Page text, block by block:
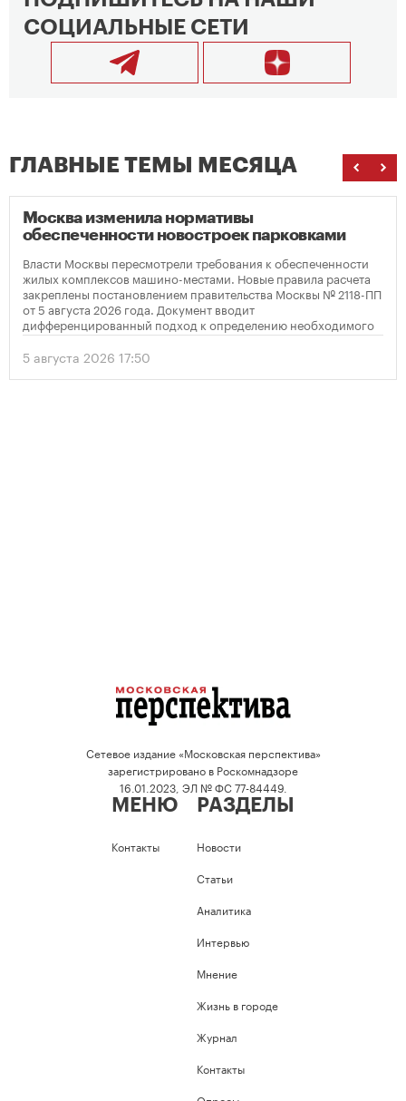
СОЦИАЛЬНЫЕ СЕТИ
ГЛАВНЫЕ ТЕМЫ МЕСЯЦА
Москва изменила нормативы
обеспеченности новостроек парковками
Власти Москвы пересмотрели требования к обеспеченности
жилых комплексов машино-местами. Новые правила расчета
закреплены постановлением правительства Москвы № 2118-ПП
от 5 августа 2026 года. Документ вводит
дифференцированный подход к определению необходимого
количества парковок в зависимости от площади квартир и
устанавливает переходный период для уже согласованных
проектов.
5 августа 2026 17:50
Сетевое издание «Московская перспектива»
зарегистрировано в Роскомнадзоре
16.01.2023, ЭЛ № ФС 77-84449.
МЕНЮ
Контакты
РАЗДЕЛЫ
Новости
Статьи
Аналитика
Интервью
Мнение
Жизнь в городе
Журнал
Контакты